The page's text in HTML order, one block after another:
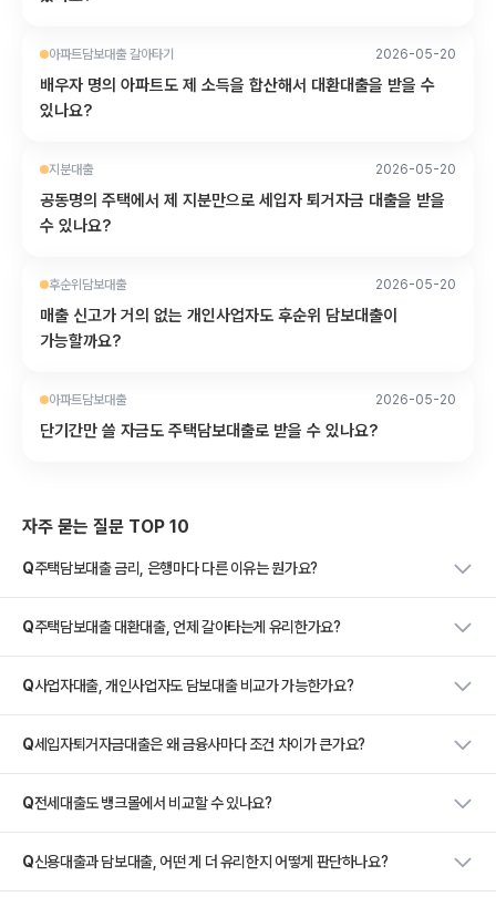
아파트담보대출 갈아타기 2026-05-20
배우자 명의 아파트도 제 소득을 합산해서 대환대출을 받을 수
있나요?
지분대출 2026-05-20
공동명의 주택에서 제 지분만으로 세입자 퇴거자금 대출을 받을
수 있나요?
후순위담보대출 2026-05-20
매출 신고가 거의 없는 개인사업자도 후순위 담보대출이
가능할까요?
아파트담보대출 2026-05-20
단기간만 쓸 자금도 주택담보대출로 받을 수 있나요?
자주 묻는 질문 TOP 10
Q주택담보대출 금리, 은행마다 다른 이유는 뭔가요?
Q주택담보대출 대환대출, 언제 갈아타는게 유리한가요?
Q사업자대출, 개인사업자도 담보대출 비교가 가능한가요?
Q세입자퇴거자금대출은 왜 금융사마다 조건 차이가 큰가요?
Q전세대출도 뱅크몰에서 비교할 수 있나요?
Q신용대출과 담보대출, 어떤 게 더 유리한지 어떻게 판단하나요?